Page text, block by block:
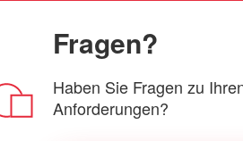
Fragen?
Haben Sie Fragen zu
Anforderungen?